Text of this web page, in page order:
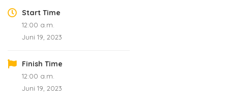
Start Time
12:00 a.m.
Juni 19, 2023
Finish Time
12:00 a.m.
Juni 19, 2023